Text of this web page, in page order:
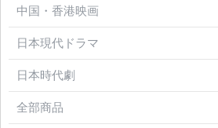
中国・香港映画
日本現代ドラマ
日本時代劇
全部商品